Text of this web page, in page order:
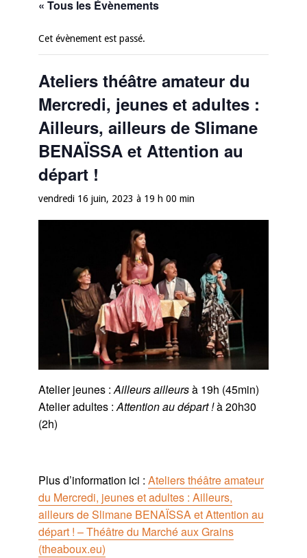
« Tous les Évènements
Cet évènement est passé.
Ateliers théâtre amateur du
Mercredi, jeunes et adultes :
Ailleurs, ailleurs de Slimane
BENAÏSSA et Attention au
départ !
vendredi 16 juin, 2023 à 19 h 00 min
Atelier jeunes :Ailleurs ailleursà 19h (45min)
Atelier adultes :Attention au départ !à 20h30
(2h)
Plus d’information ici : Ateliers théâtre amateur
du Mercredi, jeunes et adultes : Ailleurs,
ailleurs de Slimane BENAÏSSA et Attention au
départ ! – Théâtre du Marché aux Grains
(theaboux.eu)